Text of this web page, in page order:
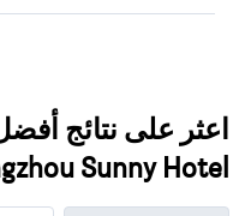
اعثر على نتائج
Sunny Hotel